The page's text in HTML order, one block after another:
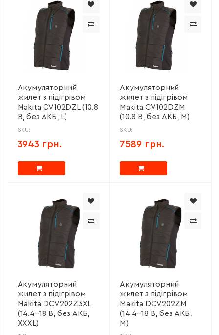
Акумуляторний
жилет з підігрівом
Makita CV102DZL (10.8
В, без АКБ, L)
SKU:
3943 грн.
Акумуляторний
жилет з підігрівом
Makita CV102DZM
(10.8 В, без АКБ, M)
SKU:
7589 грн.
Акумуляторний
жилет з підігрівом
Makita DCV202Z3XL
(14.4-18 В, без АКБ,
XXXL)
Акумуляторний
жилет з підігрівом
Makita DCV202ZM
(14.4-18 В, без АКБ,
M)